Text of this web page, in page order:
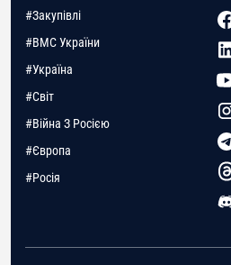
#Закупівлі
#ВМС України
#Україна
#Світ
#Війна З Росією
#Європа
#Росія